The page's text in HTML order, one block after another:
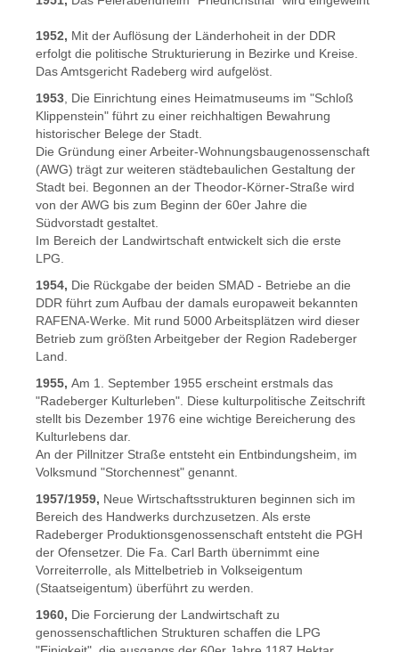
1952, Mit der Auflösung der Länderhoheit in der DDR
erfolgt die politische Strukturierung in Bezirke und Kreise.
Das Amtsgericht Radeberg wird aufgelöst.
1953 , Die Einrichtung eines Heimatmuseums im "Schloß
Klippenstein" führt zu einer reichhaltigen Bewahrung
historischer Belege der Stadt.
Die Gründung einer Arbeiter-Wohnungsbaugenossenschaft
(AWG) trägt zur weiteren städtebaulichen Gestaltung der
Stadt bei. Begonnen an der Theodor-Körner-Straße wird
von der AWG bis zum Beginn der 60er Jahre die
Südvorstadt gestaltet.
Im Bereich der Landwirtschaft entwickelt sich die erste
LPG.
1954, Die Rückgabe der beiden SMAD - Betriebe an die
DDR führt zum Aufbau der damals europaweit bekannten
RAFENA-Werke. Mit rund 5000 Arbeitsplätzen wird dieser
Betrieb zum größten Arbeitgeber der Region Radeberger
Land.
1955, Am 1. September 1955 erscheint erstmals das
"Radeberger Kulturleben". Diese kulturpolitische Zeitschrift
stellt bis Dezember 1976 eine wichtige Bereicherung des
Kulturlebens dar.
An der Pillnitzer Straße entsteht ein Entbindungsheim, im
Volksmund "Storchennest" genannt.
1957/1959, Neue Wirtschaftsstrukturen beginnen sich im
Bereich des Handwerks durchzusetzen. Als erste
Radeberger Produktionsgenossenschaft entsteht die PGH
der Ofensetzer. Die Fa. Carl Barth übernimmt eine
Vorreiterrolle, als Mittelbetrieb in Volkseigentum
(Staatseigentum) überführt zu werden.
1960, Die Forcierung der Landwirtschaft zu
genossenschaftlichen Strukturen schaffen die LPG